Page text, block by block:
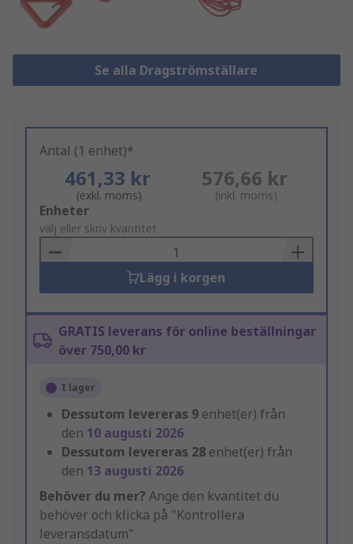
Se alla Dragströmställare
Antal (1 enhet)*
461,33 kr
(exkl. moms)
576,66 kr
(inkl. moms)
Add
to
Basket
Enheter
välj eller skriv kvantitet
Lägg i korgen
GRATIS leverans för online beställningar
över 750,00 kr
I lager
Dessutom levereras 9 enhet(er) från
den 10 augusti 2026
Dessutom levereras 28 enhet(er) från
den 13 augusti 2026
Behöver du mer? Ange den kvantitet du
behöver och klicka på "Kontrollera
leveransdatum"